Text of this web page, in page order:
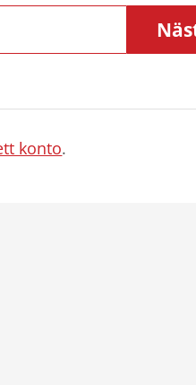
konto.